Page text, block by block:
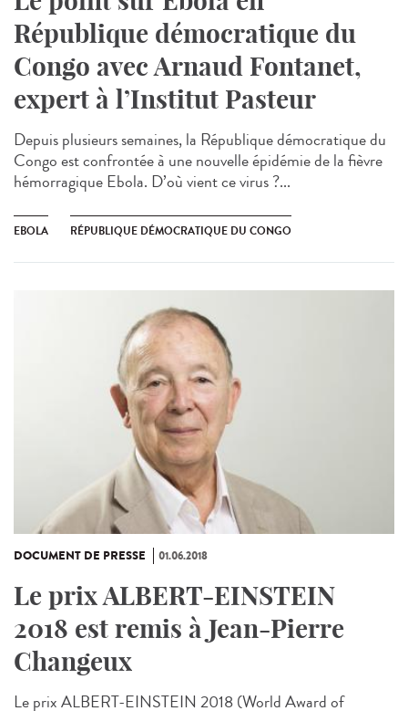
République démocratique du
Congo avec Arnaud Fontanet,
expert à l’Institut Pasteur
Depuis plusieurs semaines, la République démocratique du
Congo est confrontée à une nouvelle épidémie de la fièvre
hémorragique Ebola. D’où vient ce virus ?...
EBOLA RÉPUBLIQUE DÉMOCRATIQUE DU CONGO
DOCUMENT DE PRESSE 01.06.2018
Le prix ALBERT-EINSTEIN
2018 est remis à Jean-Pierre
Changeux
Le prix ALBERT-EINSTEIN 2018 (World Award of